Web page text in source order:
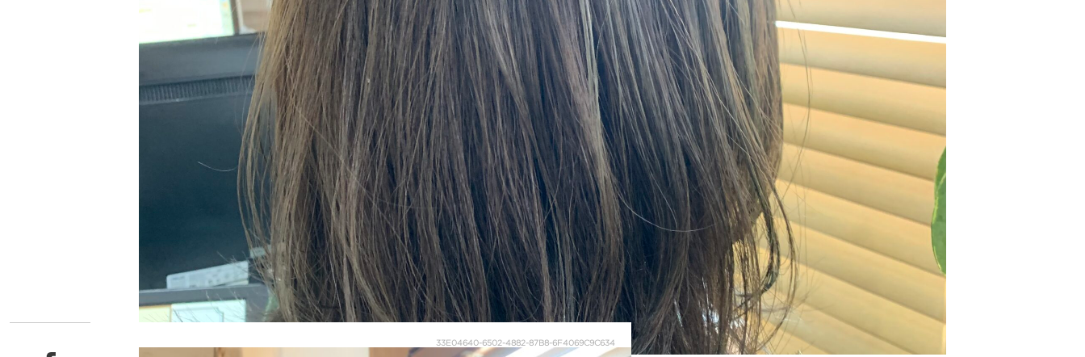
33E04640-6502-4882-87B8-6F4069C9C634